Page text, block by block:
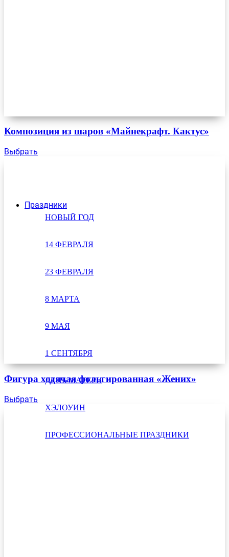
Праздники
НОВЫЙ ГОД
14 ФЕВРАЛЯ
23 ФЕВРАЛЯ
8 МАРТА
9 МАЯ
1 СЕНТЯБРЯ
ДЕНЬ МАТЕРИ
ХЭЛОУИН
ПРОФЕССИОНАЛЬНЫЕ ПРАЗДНИКИ
Композиция из шаров «Майнекрафт. Кактус»
Выбрать
Фигура ходячая фольгированная «Жених»
Выбрать